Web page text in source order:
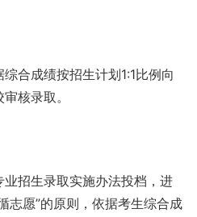
合成绩按招生计划1:1比例向
核录取。
招生录取实施办法投档，进
志愿”的原则，依据考生综合成